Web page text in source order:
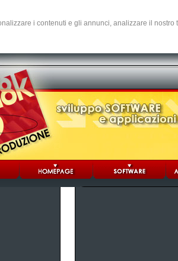
i contenuti e gli annunci, analizzare il nostro